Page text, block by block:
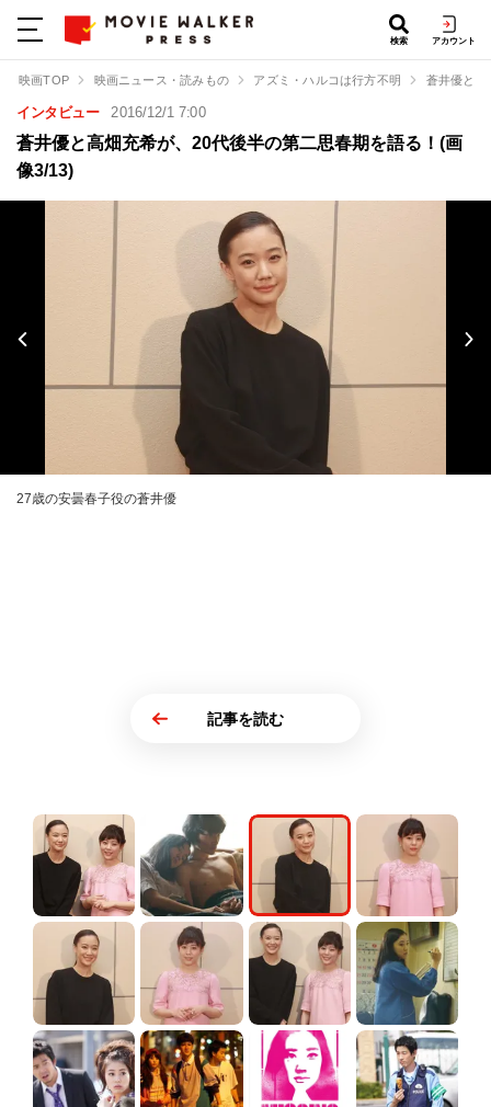
検索 アカウント
映画TOP 映画ニュース・読みもの アズミ・ハルコは行方不明 蒼井優と高
インタビュー 2016/12/1 7:00
蒼井優と高畑充希が、20代後半の第二思春期を語る！(画
像3/13)
27歳の安曇春子役の蒼井優
記事を読む